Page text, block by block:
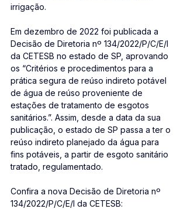
irrigação.
Em dezembro de 2022 foi publicada a
Decisão de Diretoria nº 134/2022/P/C/E/I
da CETESB no estado de SP, aprovando
os “Critérios e procedimentos para a
prática segura de reúso indireto potável
de água de reúso proveniente de
estações de tratamento de esgotos
sanitários.”. Assim, desde a data da sua
publicação, o estado de SP passa a ter o
reúso indireto planejado da água para
fins potáveis, a partir de esgoto sanitário
tratado, regulamentado.
Confira a nova Decisão de Diretoria nº
134/2022/P/C/E/I da CETESB: